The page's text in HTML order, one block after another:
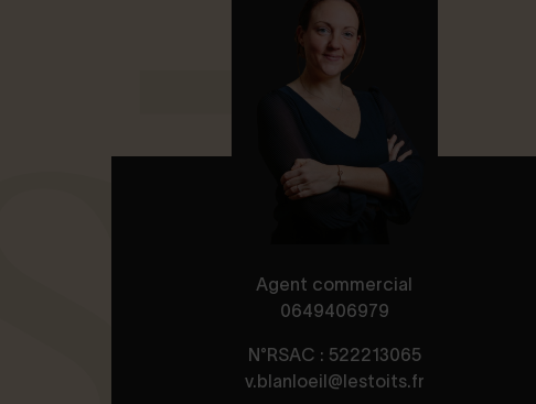
Agent commercial
0649406979
N°RSAC : 522213065
v.blanloeil@lestoits.fr